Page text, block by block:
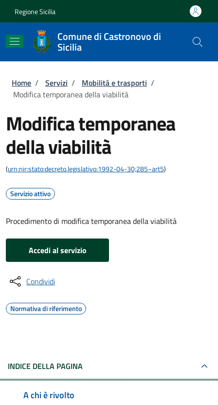
Regione Sicilia
Comune di Castronovo di
Sicilia
Briciole di pane
Home / Servizi / Mobilità e trasporti /
Modifica temporanea della viabilità
Modifica temporanea
della viabilità
(urn:nir:stato:decreto.legislativo:1992-04-30;285~art5)
Servizio attivo
Procedimento di modifica temporanea della viabilità
Accedi al servizio
Condividi
Normativa di riferimento
INDICE DELLA PAGINA
A chi è rivolto